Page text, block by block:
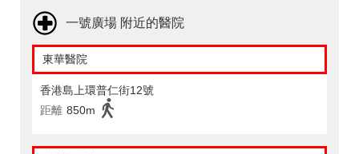
一號廣場 附近的醫院
東華醫院
香港島上環普仁街12號
距離 850m